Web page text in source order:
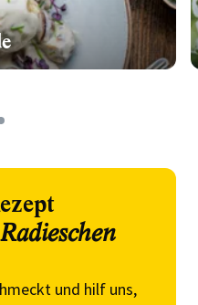
und hilf uns,